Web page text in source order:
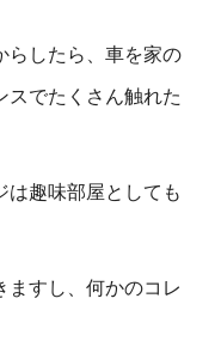
らしたら、車を家の
スでたくさん触れた
は趣味部屋としても
ますし、何かのコレ